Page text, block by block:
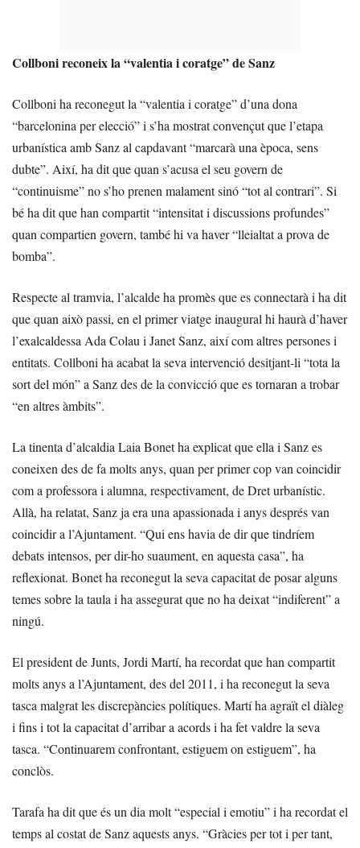
Collboni reconeix la “valentia i coratge” de Sanz
Collboni ha reconegut la “valentia i coratge” d’una dona
“barcelonina per elecció” i s’ha mostrat convençut que l’etapa
urbanística amb Sanz al capdavant “marcarà una època, sens
dubte”. Així, ha dit que quan s’acusa el seu govern de
“continuisme” no s’ho prenen malament sinó “tot al contrari”. Si
bé ha dit que han compartit “intensitat i discussions profundes”
quan compartien govern, també hi va haver “lleialtat a prova de
bomba”.
Respecte al tramvia, l’alcalde ha promès que es connectarà i ha dit
que quan això passi, en el primer viatge inaugural hi haurà d’haver
l’exalcaldessa Ada Colau i Janet Sanz, així com altres persones i
entitats. Collboni ha acabat la seva intervenció desitjant-li “tota la
sort del món” a Sanz des de la convicció que es tornaran a trobar
“en altres àmbits”.
La tinenta d’alcaldia Laia Bonet ha explicat que ella i Sanz es
coneixen des de fa molts anys, quan per primer cop van coincidir
com a professora i alumna, respectivament, de Dret urbanístic.
Allà, ha relatat, Sanz ja era una apassionada i anys després van
coincidir a l’Ajuntament. “Qui ens havia de dir que tindríem
debats intensos, per dir-ho suaument, en aquesta casa”, ha
reflexionat. Bonet ha reconegut la seva capacitat de posar alguns
temes sobre la taula i ha assegurat que no ha deixat “indiferent” a
ningú.
El president de Junts, Jordi Martí, ha recordat que han compartit
molts anys a l’Ajuntament, des del 2011, i ha reconegut la seva
tasca malgrat les discrepàncies polítiques. Martí ha agraït el diàleg
i fins i tot la capacitat d’arribar a acords i ha fet valdre la seva
tasca. “Continuarem confrontant, estiguem on estiguem”, ha
conclòs.
Tarafa ha dit que és un dia molt “especial i emotiu” i ha recordat el
temps al costat de Sanz aquests anys. “Gràcies per tot i per tant,